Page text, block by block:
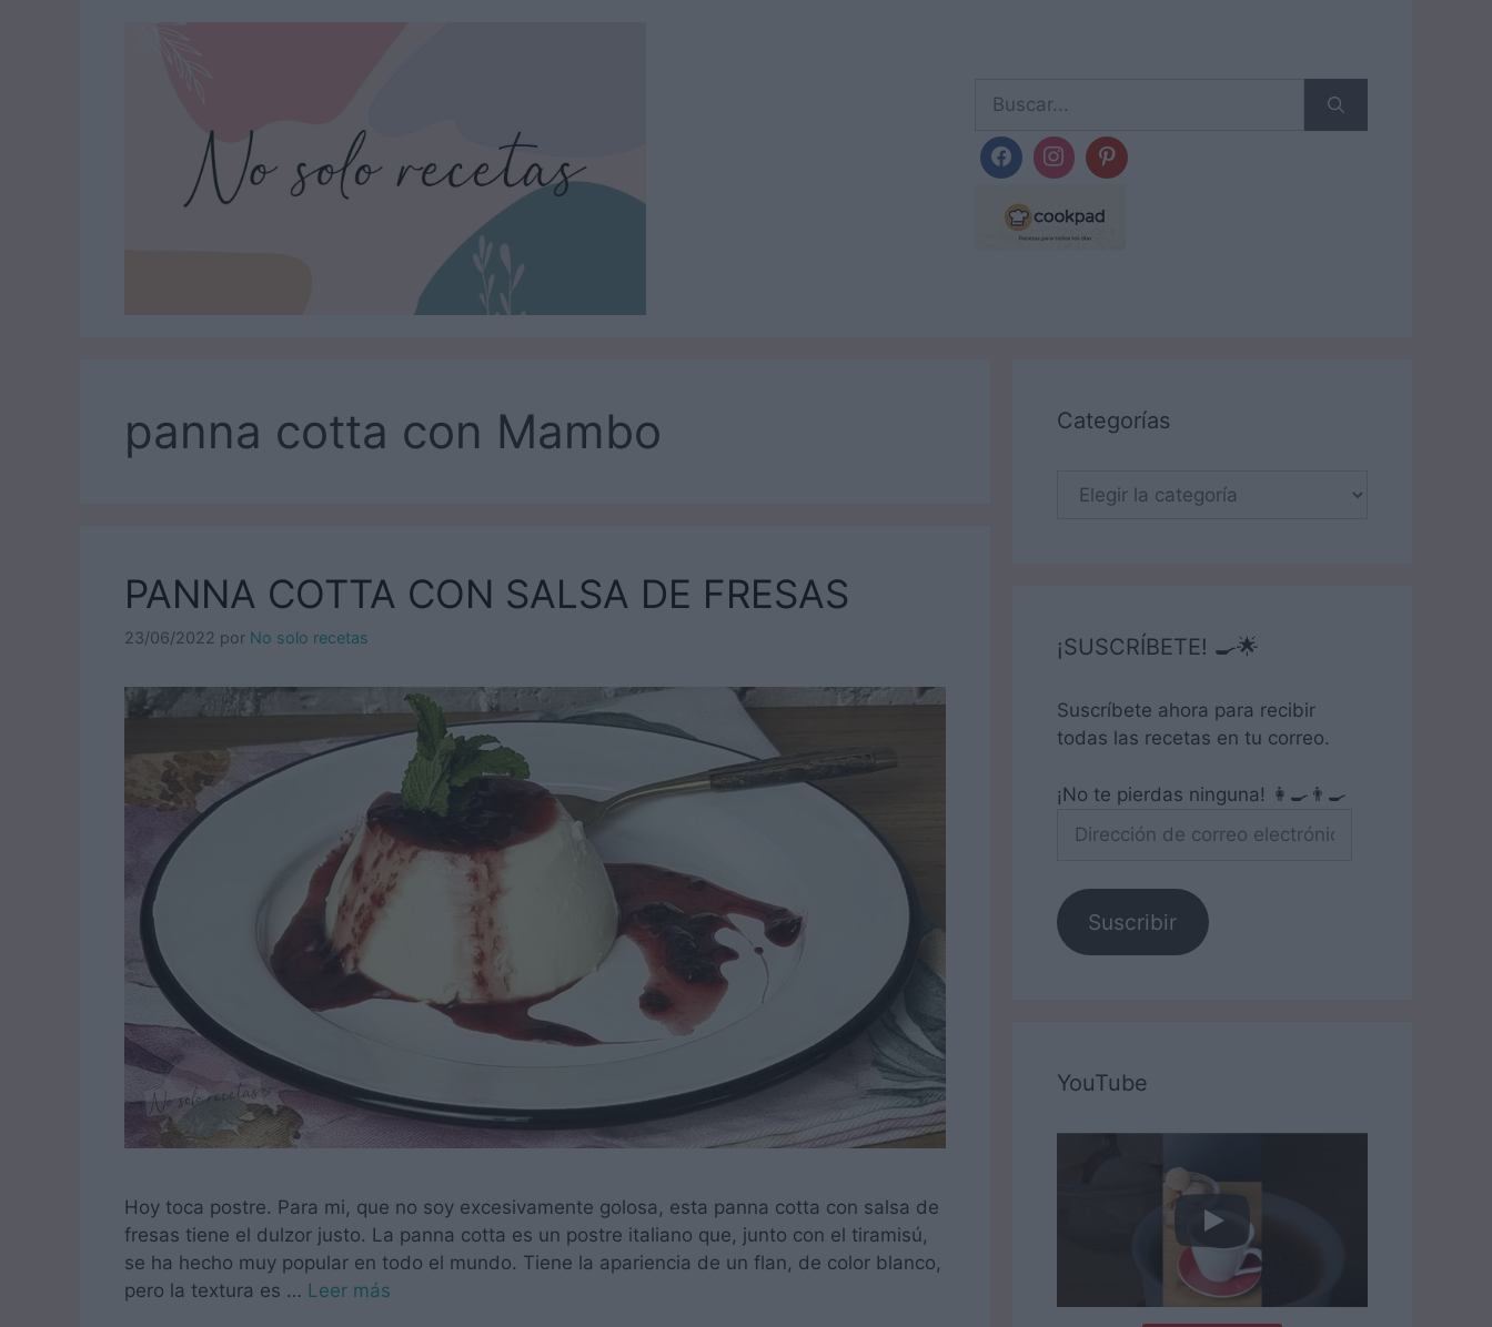
panna cotta con Mambo
PANNA COTTA CON SALSA DE FRESAS
23/06/2022 por No solo recetas
Hoy toca postre. Para mi, que no soy excesivamente golosa, esta panna cotta con salsa de
fresas tiene el dulzor justo. La panna cotta es un postre italiano que, junto con el tiramisú,
se ha hecho muy popular en todo el mundo. Tiene la apariencia de un flan, de color blanco,
pero la textura es … Leer más
Categorías
Categorías
¡SUSCRÍBETE! 🍳🌟
Suscríbete ahora para recibir
todas las recetas en tu correo.
¡No te pierdas ninguna! 👩‍🍳👨‍🍳
de
electrónico
Suscribir
YouTube